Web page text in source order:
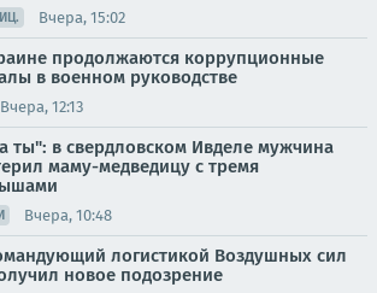
Вчера, 15:02
продолжаются коррупционные
в военном руководстве
Вчера, 12:13
ты": в свердловском Ивделе мужчина
маму-медведицу с тремя
Вчера, 10:48
логистикой Воздушных сил
новое подозрение